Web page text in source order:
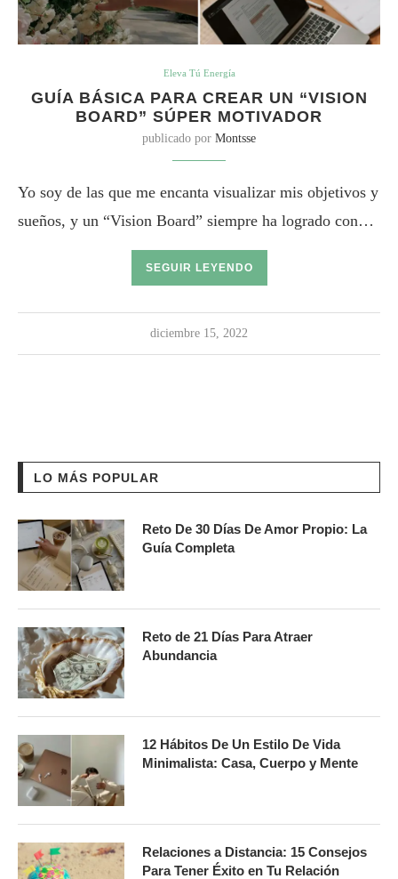
Eleva Tú Energía
GUÍA BÁSICA PARA CREAR UN “VISION
BOARD” SÚPER MOTIVADOR
publicado por Montsse
Yo soy de las que me encanta visualizar mis objetivos y
sueños, y un “Vision Board” siempre ha logrado con…
SEGUIR LEYENDO
diciembre 15, 2022
LO MÁS POPULAR
Reto De 30 Días De Amor Propio: La
Guía Completa
Reto de 21 Días Para Atraer
Abundancia
12 Hábitos De Un Estilo De Vida
Minimalista: Casa, Cuerpo y Mente
Relaciones a Distancia: 15 Consejos
Para Tener Éxito en Tu Relación